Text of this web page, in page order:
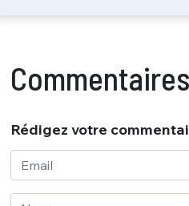
Commentaires
Rédigez votre